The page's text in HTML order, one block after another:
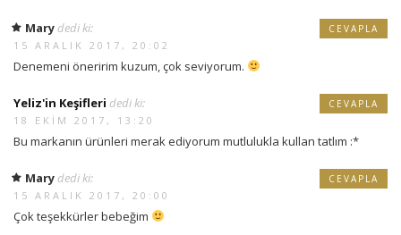
Mary dedi ki:
15 ARALIK 2017, 20:02
Denemeni öneririm kuzum, çok seviyorum.
CEVAPLA
Yeliz'in Keşifleri dedi ki:
18 EKIM 2017, 13:20
Bu markanın ürünleri merak ediyorum mutlulukla kullan tatlım :*
CEVAPLA
Mary dedi ki:
15 ARALIK 2017, 20:00
Çok teşekkürler bebeğim
CEVAPLA